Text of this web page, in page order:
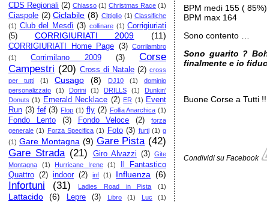
CDS Regionali (2) Chiasso (1) Christmas Race (1)
Ciaspole (2) Ciclabile (8) Cittiglio (1) Classifiche
(1) Club del Mesdì (3) collinare (1) Corrigiuriati
(5)
CORRIGIURIATI 2009 (11)
CORRIGIURIATI Home Page (3)
Corrilambro
(1)
Corrimilano 2009 (3)
Corse
Campestri (20) Cross di Natale (2) cross
per tutti
(1) Cusago (8) DJ10 (1)
dominio
personalizzato
(1) Dorini (1) DRILLS (1)
Dunkin'
Donuts (1) Emerald Necklace (2) ER (1) Event
Run (3) fef (3) Flop (1) fly (2) Follia Anarchica (1)
Fondo Lento (3) Fondo Veloce (2)
forza
generale (1) Forza Specifica (1) Foto (3) furti (1) g
(1) Gare Montagna (9) Gare Pista (42)
Gare Strada (21) Giro Alvazzi (3)
Gite
Montagna
(1) Hurricane Irene (1)
Il Fantastico
Quattro (2) indoor (2) inf (1) Influenza (6)
Infortuni (31) Ladies Road in Pista (1)
Lattacido (6) Lepre (3) Libro (1) Luc (1)
BPM medi 155 ( 85%)
BPM max 164
Sono contento …
Sono guarito ?
finalmente e io
Buone Corse a Tutti !!
Condividi su Facebook